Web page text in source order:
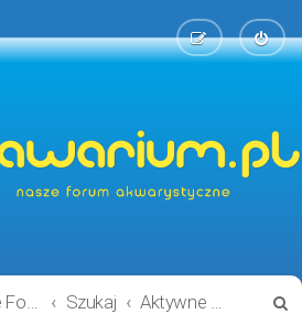
Nasze Forum Akwarystyczne Szukaj Aktywne tematy